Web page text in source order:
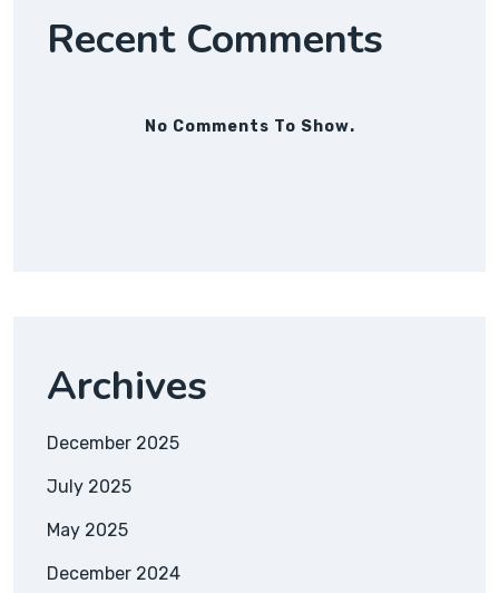
Recent Comments
No Comments To Show.
Archives
December 2025
July 2025
May 2025
December 2024